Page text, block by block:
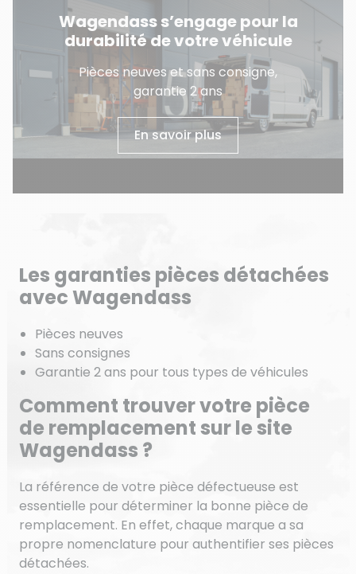
Wagendass s’engage pour la
durabilité de votre véhicule
Pièces neuves et sans consigne,
garantie 2 ans
En savoir plus
Les garanties pièces détachées
avec Wagendass
Pièces neuves
Sans consignes
Garantie 2 ans pour tous types de véhicules
Comment trouver votre pièce
de remplacement sur le site
Wagendass ?
La référence de votre pièce défectueuse est
essentielle pour déterminer la bonne pièce de
remplacement. En effet, chaque marque a sa
propre nomenclature pour authentifier ses pièces
détachées.